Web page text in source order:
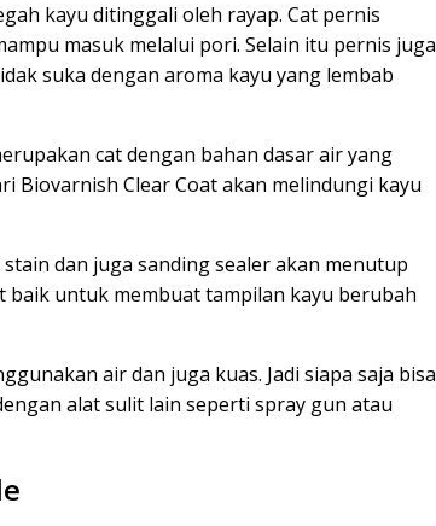
kayu ditinggali oleh rayap. Cat pernis
masuk melalui pori. Selain itu pernis juga
suka dengan aroma kayu yang lembab
cat dengan bahan dasar air yang
Biovarnish Clear Coat akan melindungi kayu
dan juga sanding sealer akan menutup
baik untuk membuat tampilan kayu berubah
air dan juga kuas. Jadi siapa saja bisa
alat sulit lain seperti spray gun atau